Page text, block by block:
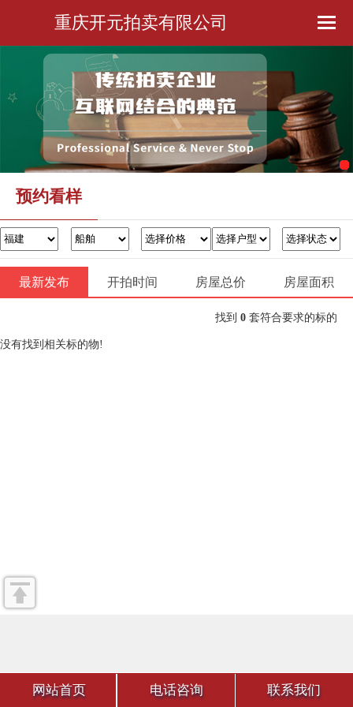
公司简介
预约看样
办证过户
联系我们
重庆开元拍卖有限公司
预约看样
最新发布 开拍时间 房屋总价 房屋面积
找到 0 套符合要求的标的
没有找到相关标的物!
网站首页 电话咨询 联系我们